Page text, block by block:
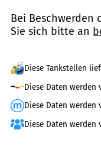
Bei Beschwerden
Sie sich bitte an
Diese Tankstellen
Diese Daten
Diese Daten
Diese Daten werden